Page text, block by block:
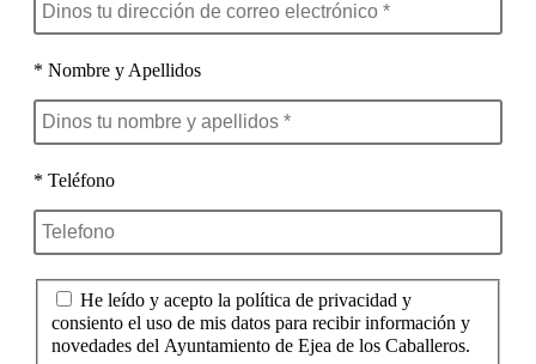
* Nombre y Apellidos
* Teléfono
He leído y acepto la política de privacidad y
consiento el uso de mis datos para recibir información y
novedades del Ayuntamiento de Ejea de los Caballeros.